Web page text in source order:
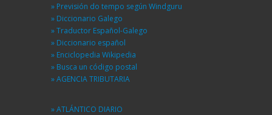
» Previsión do tempo según Windguru
» Diccionario Galego
» Traductor Español-Galego
» Diccionario español
» Enciclopedia Wikipedia
» Busca un código postal
» AGENCIA TRIBUTARIA
» ATLÁNTICO DIARIO